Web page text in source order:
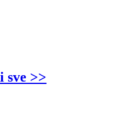
sve >>